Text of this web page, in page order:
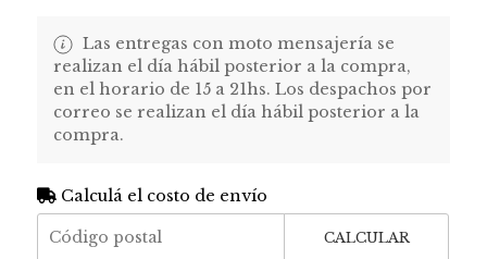
Las entregas con moto mensajería se
realizan el día hábil posterior a la compra,
en el horario de 15 a 21hs. Los despachos por
correo se realizan el día hábil posterior a la
compra.
Calculá el costo de envío
CALCULAR